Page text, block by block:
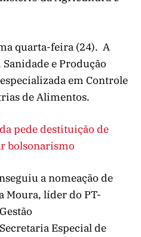
quarta-feira (24). ‍ A
e Produção
em Controle
de Alimentos.
pede destituição de
bolsonarismo
a nomeação de
Moura, líder do PT-
Especial de